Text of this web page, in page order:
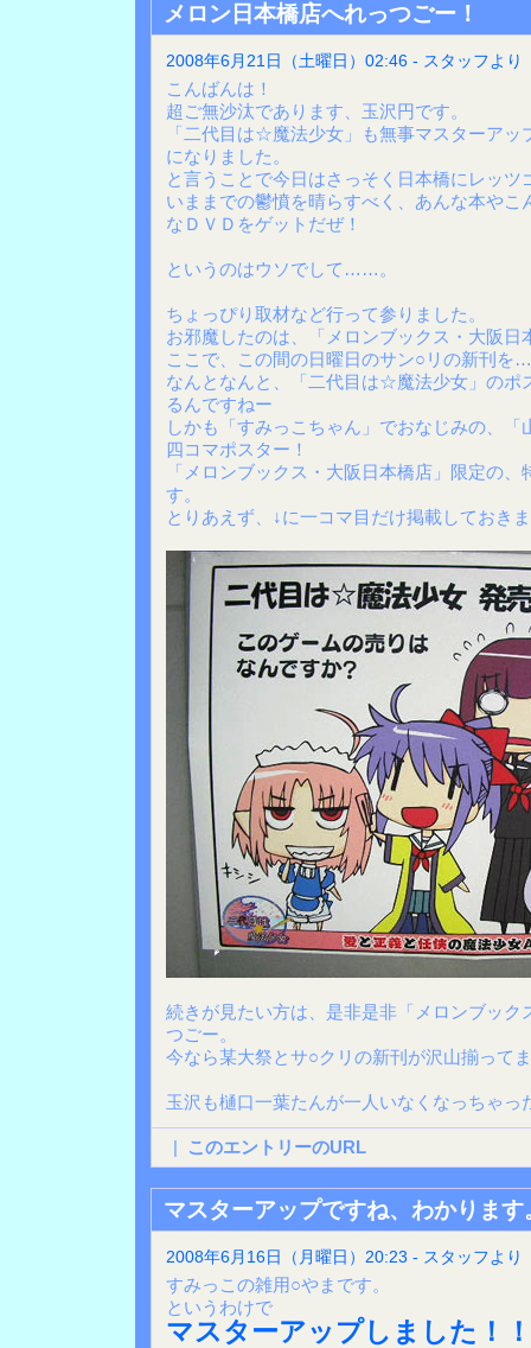
メロン日本橋店へれっつごー！
2008年6月21日（土曜日）02:46 - スタッフより
こんばんは！
超ご無沙汰であります、玉沢円です。
「二代目は☆魔法少女」も無事マスターアッ
になりました。
と言うことで今日はさっそく日本橋にレッツ
いままでの鬱憤を晴らすべく、あんな本やこ
なＤＶＤをゲットだぜ！
というのはウソでして……。
ちょっぴり取材など行って参りました。
お邪魔したのは、「メロンブックス・大阪日
ここで、この間の日曜日のサン○リの新刊
なんとなんと、「二代目は☆魔法少女」のポ
るんですねー
しかも「すみっこちゃん」でおなじみの、
四コマポスター！
「メロンブックス・大阪日本橋店」限定の
す。
とりあえず、↓に一コマ目だけ掲載してお
続きが見たい方は、是非是非「メロンブック
つごー。
今なら某大祭とサ○クリの新刊が沢山揃って
玉沢も樋口一葉たんが一人いなくなっちゃっ
| このエントリーのURL
マスターアップですね、わかります
2008年6月16日（月曜日）20:23 - スタッフより
すみっこの雑用○やまです。
というわけで
マスターアップしました！